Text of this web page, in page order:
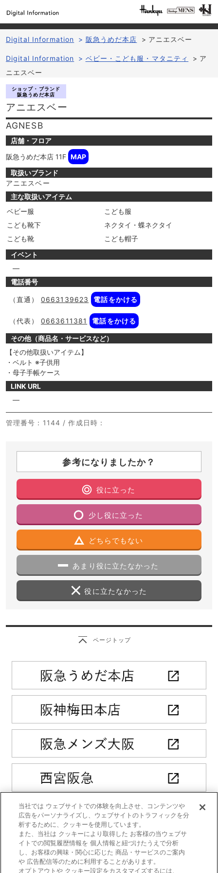
Digital Information > 阪急うめだ本店 > アニエスベー
Digital Information > ベビー・こども服・マタニティ > ア
ニエスベー
ショップ・ブランド
阪急うめだ本店
アニエスベー
AGNESB
店舗・フロア
阪急うめだ本店 11F MAP
取扱いブランド
アニエスベー
主な取扱いアイテム
ベビー服
こども服
こども靴下
ネクタイ・蝶ネクタイ
こども靴
こども帽子
イベント
―
電話番号
（直通） 0663139623 電話をかける
（代表） 0663611381 電話をかける
その他（商品名・サービスなど）
【その他取扱いアイテム】
・ベルト ※子供用
・母子手帳ケース
LINK URL
―
管理番号 ：1144 /作成日時 ：
参考になりましたか？
役に立った
少し役に立った
どちらでもない
あまり役に立たなかった
役に立たなかった
ページトップ
当社では ウェブサイトでの体験を向上させ、コンテンツや
広告をパーソナライズし、ウェブサイトのトラフィックを分
析するために、クッキーを使用しています。
また、当社は クッキーにより取得した お客様の当ウェブサ
イトでの閲覧履歴情報を 個人情報と紐づけたうえで分析
し、お客様の興味・関心に応じた 商品・サービスのご案内
や 広告配信等のために利用することがあります。
オプトアウトや クッキー設定をカスタマイズするには、